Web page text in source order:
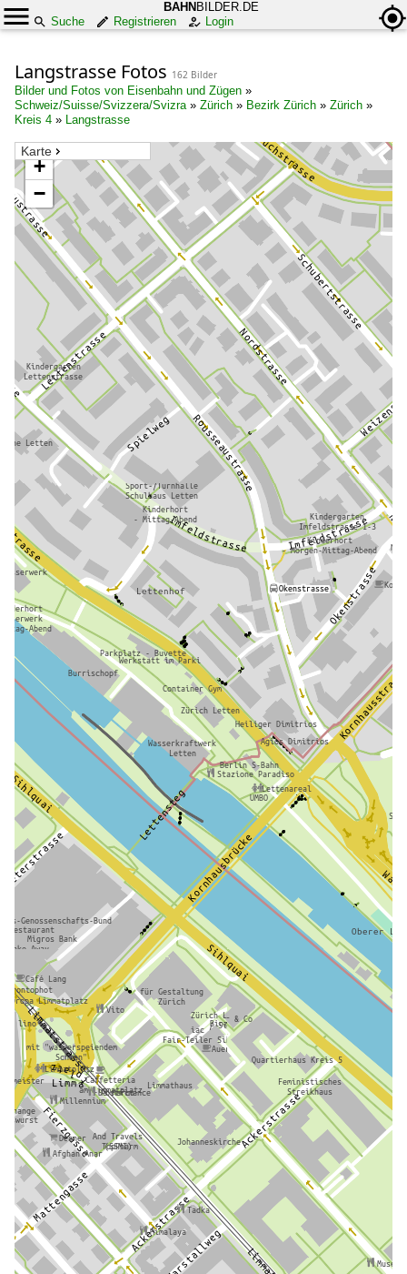
BAHN BILDER.DE
Suche
Registrieren Login
Langstrasse Fotos 162 Bilder
Bilder und Fotos von Eisenbahn und Zügen »
Schweiz/Suisse/Svizzera/Svizra» Zürich » Bezirk Zürich » Zürich »
Kreis 4 » Langstrasse
Karte
+
−